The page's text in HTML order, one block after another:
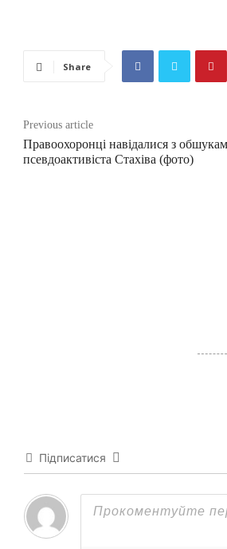
Share
Previous article
Правоохоронці навідалися з
псевдоактивіста Стахіва (фото)
Підписатися